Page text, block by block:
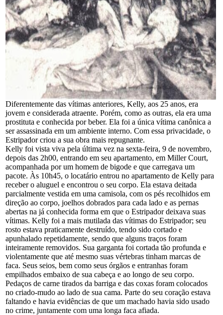
Diferentemente das vítimas anteriores, Kelly, aos 25 anos, era
jovem e considerada atraente. Porém, como as outras, ela era uma
prostituta e conhecida por beber. Ela foi a única vítima canônica a
ser assassinada em um ambiente interno. Com essa privacidade, o
Estripador criou a sua obra mais repugnante.
Kelly foi vista viva pela última vez na sexta-feira, 9 de novembro,
depois das 2h00, entrando em seu apartamento, em Miller Court,
acompanhada por um homem de bigode e que carregava um
pacote. Às 10h45, o locatário entrou no apartamento de Kelly para
receber o aluguel e encontrou o seu corpo. Ela estava deitada
parcialmente vestida em uma camisola, com os pés recolhidos em
direção ao corpo, joelhos dobrados para cada lado e as pernas
abertas na já conhecida forma em que o Estripador deixava suas
vítimas. Kelly foi a mais mutilada das vítimas do Estripador; seu
rosto estava praticamente destruído, tendo sido cortado e
apunhalado repetidamente, sendo que alguns traços foram
inteiramente removidos. Sua garganta foi cortada tão profunda e
violentamente que até mesmo suas vértebras tinham marcas de
faca. Seus seios, bem como seus órgãos e entranhas foram
empilhados embaixo de sua cabeça e ao longo de seu corpo.
Pedaços de carne tirados da barriga e das coxas foram colocados
no criado-mudo ao lado de sua cama. Parte do seu coração estava
faltando e havia evidências de que um machado havia sido usado
no crime, juntamente com uma longa faca afiada.